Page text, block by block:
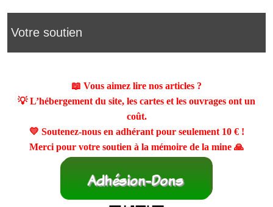
Votre soutien
📖 Vous aimez lire nos articles ?
💡 L’hébergement du site, les cartes et les ouvrages ont un
coût.
💛 Soutenez-nous en adhérant pour seulement 10 €!
Merci pour votre soutien à la mémoire de la mine 🙏